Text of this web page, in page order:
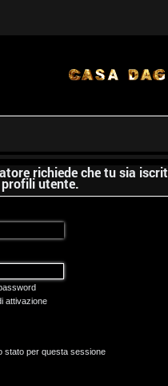
richiede che tu sia
profili utente.
attivazione
stato per questa sessione